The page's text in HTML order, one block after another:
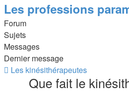
Les professions
Forum
Sujets
Messages
Dernier message
Flux
Les kinésithérapeutes
Que fait le